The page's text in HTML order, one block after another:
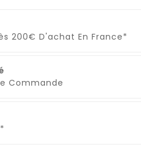
200€ D'achat En France*
Commande